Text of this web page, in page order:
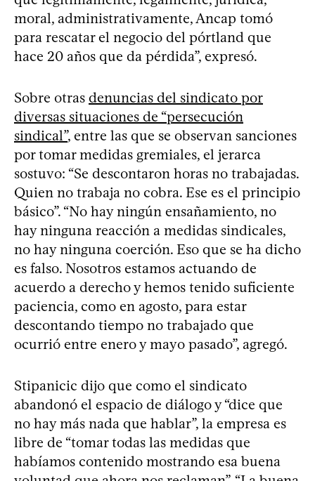
moral, administrativamente, Ancap tomó
para rescatar el negocio del pórtland que
hace 20 años que da pérdida”, expresó.
Sobre otras denuncias del sindicato por
diversas situaciones de “persecución
sindical”, entre las que se observan sanciones
por tomar medidas gremiales, el jerarca
sostuvo: “Se descontaron horas no trabajadas.
Quien no trabaja no cobra. Ese es el principio
básico”. “No hay ningún ensañamiento, no
hay ninguna reacción a medidas sindicales,
no hay ninguna coerción. Eso que se ha dicho
es falso. Nosotros estamos actuando de
acuerdo a derecho y hemos tenido suficiente
paciencia, como en agosto, para estar
descontando tiempo no trabajado que
ocurrió entre enero y mayo pasado”, agregó.
Stipanicic dijo que como el sindicato
abandonó el espacio de diálogo y “dice que
no hay más nada que hablar”, la empresa es
libre de “tomar todas las medidas que
habíamos contenido mostrando esa buena